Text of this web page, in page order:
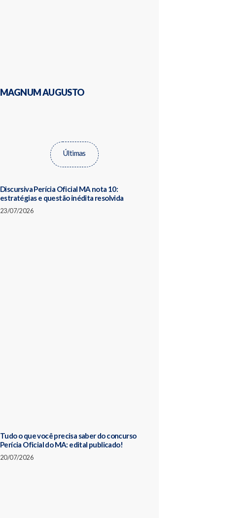
MAGNUM AUGUSTO
Últimas
Discursiva Perícia Oficial MA nota 10:
estratégias e questão inédita resolvida
23/07/2026
Tudo o que você precisa saber do concurso
Perícia Oficial do MA: edital publicado!
20/07/2026